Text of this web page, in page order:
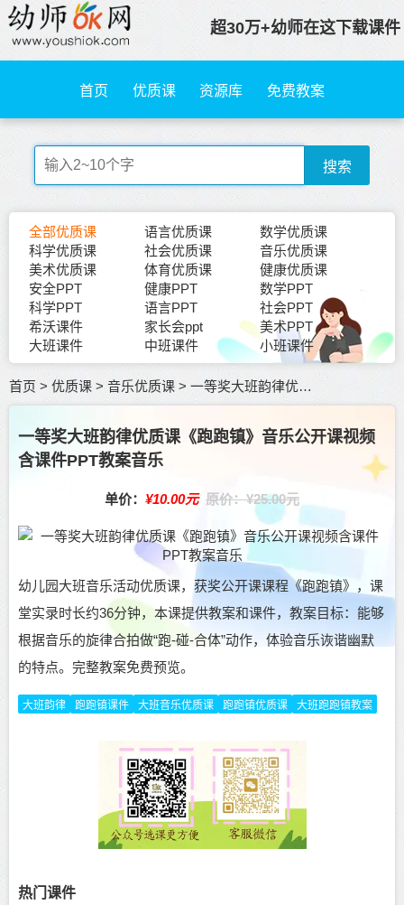
超30万+幼师在这下载课件
首页 优质课 资源库 免费教案
搜索
全部优质课 语言优质课
数学优质课
科学优质课
社会优质课
音乐优质课
美术优质课
体育优质课
健康优质课
安全PPT
健康PPT
数学PPT
科学PPT
语言PPT
社会PPT
希沃课件
家长会ppt
美术PPT
大班课件
中班课件 小班课件
首页 >优质课 > 音乐优质课 > 一等奖大班韵律优质课《跑跑镇》音乐公开课视频含课件PPT教案音乐
一等奖大班韵律优质课《跑跑镇》音乐公开课视频
含课件PPT教案音乐
单价： ¥10.00元 原价：¥25.00元
幼儿园大班音乐活动优质课，获奖公开课课程《跑跑镇》，课
堂实录时长约36分钟，本课提供教案和课件，教案目标：能够
根据音乐的旋律合拍做“跑-碰-合体”动作，体验音乐诙谐幽默
的特点。完整教案免费预览。
大班韵律 跑跑镇课件 大班音乐优质课 跑跑镇优质课 大班跑跑镇教案
热门课件